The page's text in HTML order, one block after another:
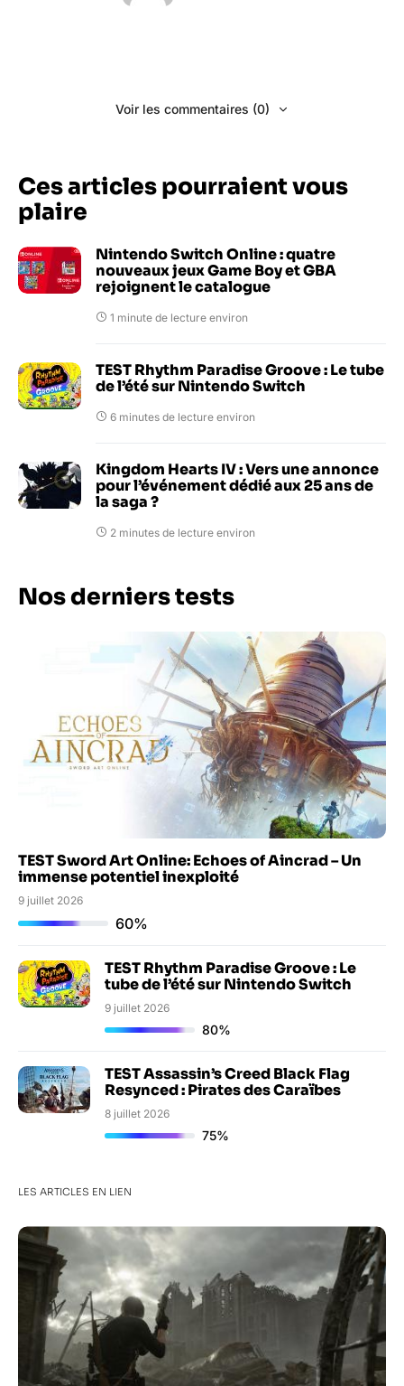
Voir les commentaires (0)
Ces articles pourraient vous
plaire
Nintendo Switch Online : quatre
nouveaux jeux Game Boy et GBA
rejoignent le catalogue
1 minute de lecture environ
TEST Rhythm Paradise Groove : Le tube
de l’été sur Nintendo Switch
6 minutes de lecture environ
Kingdom Hearts IV : Vers une annonce
pour l’événement dédié aux 25 ans de
la saga ?
2 minutes de lecture environ
Nos derniers tests
TEST Sword Art Online: Echoes of Aincrad – Un
immense potentiel inexploité
9 juillet 2026
60%
TEST Rhythm Paradise Groove : Le
tube de l’été sur Nintendo Switch
9 juillet 2026
80%
TEST Assassin’s Creed Black Flag
Resynced : Pirates des Caraïbes
8 juillet 2026
75%
LES ARTICLES EN LIEN